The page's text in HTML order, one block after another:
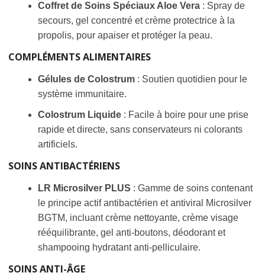
Coffret de Soins Spéciaux Aloe Vera : Spray de
secours, gel concentré et crème protectrice à la
propolis, pour apaiser et protéger la peau.
COMPLÉMENTS ALIMENTAIRES
Gélules de Colostrum : Soutien quotidien pour le
système immunitaire.
Colostrum Liquide : Facile à boire pour une prise
rapide et directe, sans conservateurs ni colorants
artificiels.
SOINS ANTIBACTÉRIENS
LR Microsilver PLUS : Gamme de soins contenant
le principe actif antibactérien et antiviral Microsilver
BGTM, incluant crème nettoyante, crème visage
rééquilibrante, gel anti-boutons, déodorant et
shampooing hydratant anti-pelliculaire.
SOINS ANTI-ÂGE